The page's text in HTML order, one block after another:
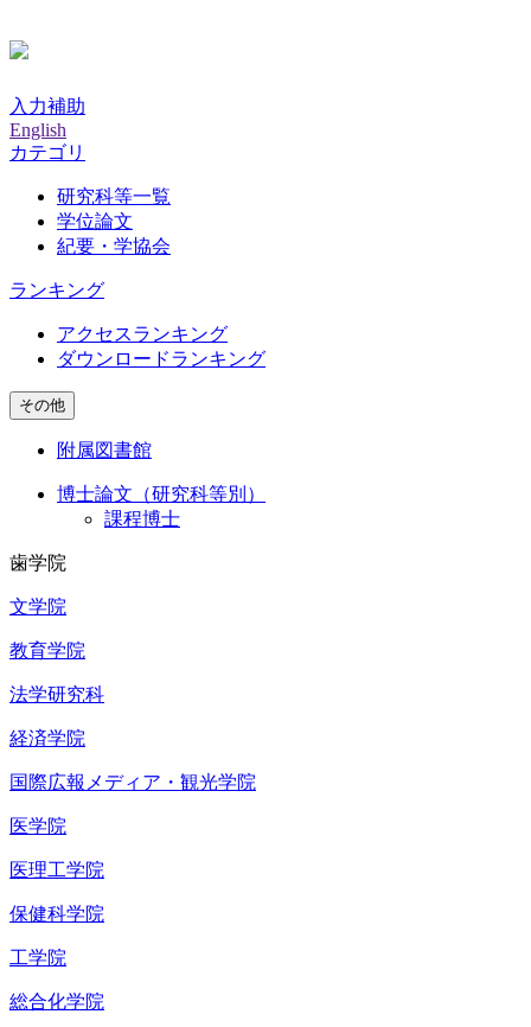
入力補助
English
カテゴリ
研究科等一覧
学位論文
紀要・学協会
ランキング
アクセスランキング
ダウンロードランキング
その他
附属図書館
博士論文（研究科等別）
課程博士
歯学院
文学院
教育学院
法学研究科
経済学院
国際広報メディア・観光学院
医学院
医理工学院
保健科学院
工学院
総合化学院